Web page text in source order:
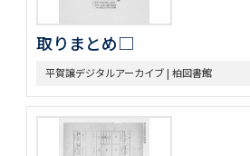
取りまとめ□
平賀譲デジタルアーカイブ | 柏図書館